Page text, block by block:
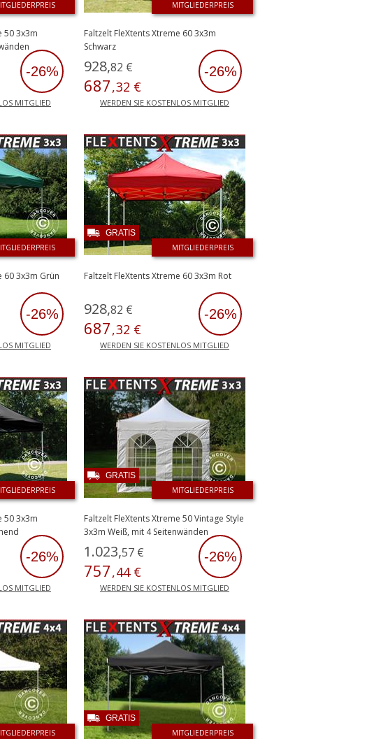
50 3x3m
-26%
MITGLIED
Faltzelt FleXtents Xtreme 60 3x3m
Schwarz
-26%
WERDEN SIE KOSTENLOS MITGLIED
928,82 €
687,32 €
MITGLIEDERPREIS
60 3x3m Grün
-26%
MITGLIED
Faltzelt FleXtents Xtreme 60 3x3m Rot
-26%
WERDEN SIE KOSTENLOS MITGLIED
928,82 €
687,32 €
MITGLIEDERPREIS
GRATIS
50 3x3m
-26%
MITGLIED
Faltzelt FleXtents Xtreme 50 Vintage Style
3x3m Weiß, mit 4 Seitenwänden
-26%
WERDEN SIE KOSTENLOS MITGLIED
1.023,57 €
757,44€
MITGLIEDERPREIS
GRATIS
MITGLIEDERPREIS
GRATIS